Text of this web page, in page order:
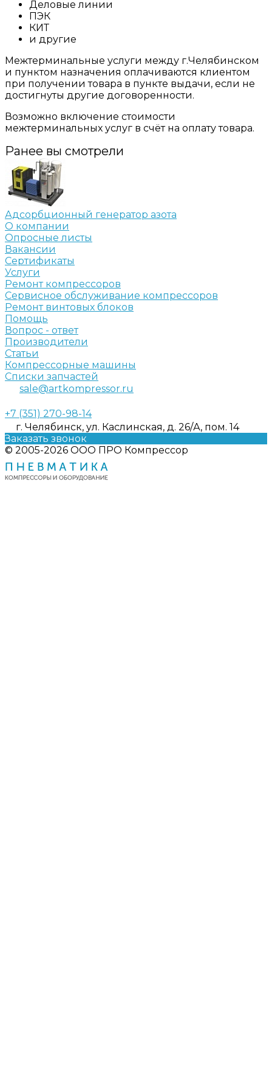
Деловые линии
ПЭК
КИТ
и другие
Межтерминальные услуги между г.Челябинском
и пунктом назначения оплачиваются клиентом
при получении товара в пункте выдачи, если не
достигнуты другие договоренности.
Возможно включение стоимости
межтерминальных услуг в счёт на оплату товара.
Ранее вы смотрели
Адсорбционный генератор азота
О компании
Опросные листы
Вакансии
Сертификаты
Услуги
Ремонт компрессоров
Сервисное обслуживание компрессоров
Ремонт винтовых блоков
Помощь
Вопрос - ответ
Производители
Статьи
Компрессорные машины
Списки запчастей
sale@artkompressor.ru
+7 (351) 270-98-14
г. Челябинск, ул. Каслинская, д. 26/А, пом. 14
Заказать звонок
© 2005-2026 ООО ПРО Компрессор